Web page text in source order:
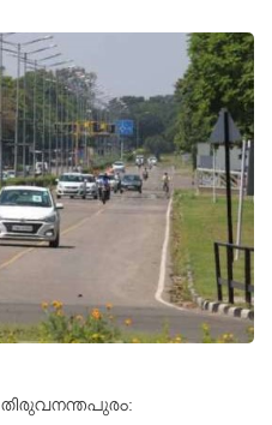
തിരുവനന്തപുരം: